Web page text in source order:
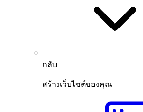
กลับ
สร้างเว็บไซต์ของคุณ